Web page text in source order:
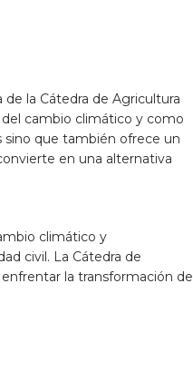
la Cátedra de Agricultura
cambio climático y como
sino que también ofrece un
en una alternativa
climático y
civil. La Cátedra de
la transformación de